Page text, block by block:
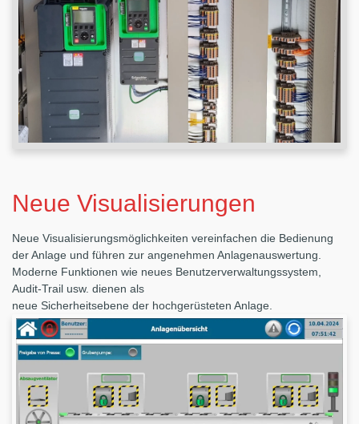
Neue Visualisierungen
Neue Visualisierungsmöglichkeiten vereinfachen die Bedienung
der Anlage und führen zur angenehmen Anlagenauswertung.
Moderne Funktionen wie neues Benutzerverwaltungssystem,
Audit-Trail usw. dienen als
neue Sicherheitsebene der hochgerüsteten Anlage.